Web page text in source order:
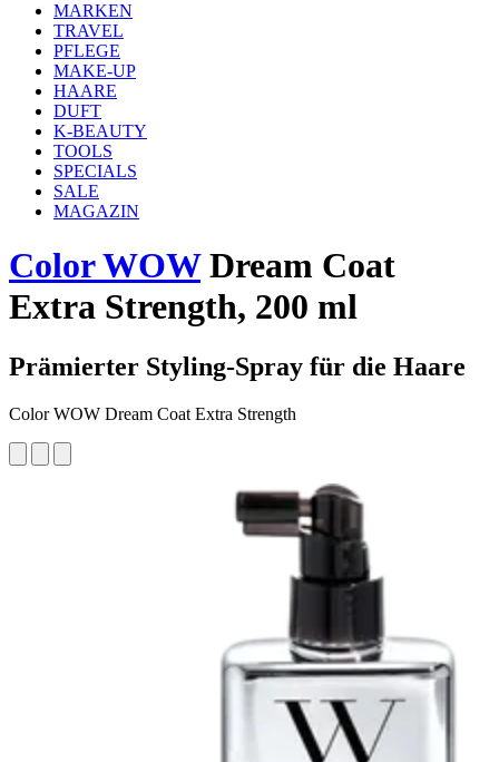
MARKEN
TRAVEL
PFLEGE
MAKE-UP
HAARE
DUFT
K-BEAUTY
TOOLS
SPECIALS
SALE
MAGAZIN
Color WOWDream Coat
Extra Strength, 200 ml
Prämierter Styling-Spray für die Haare
Color WOW Dream Coat Extra Strength